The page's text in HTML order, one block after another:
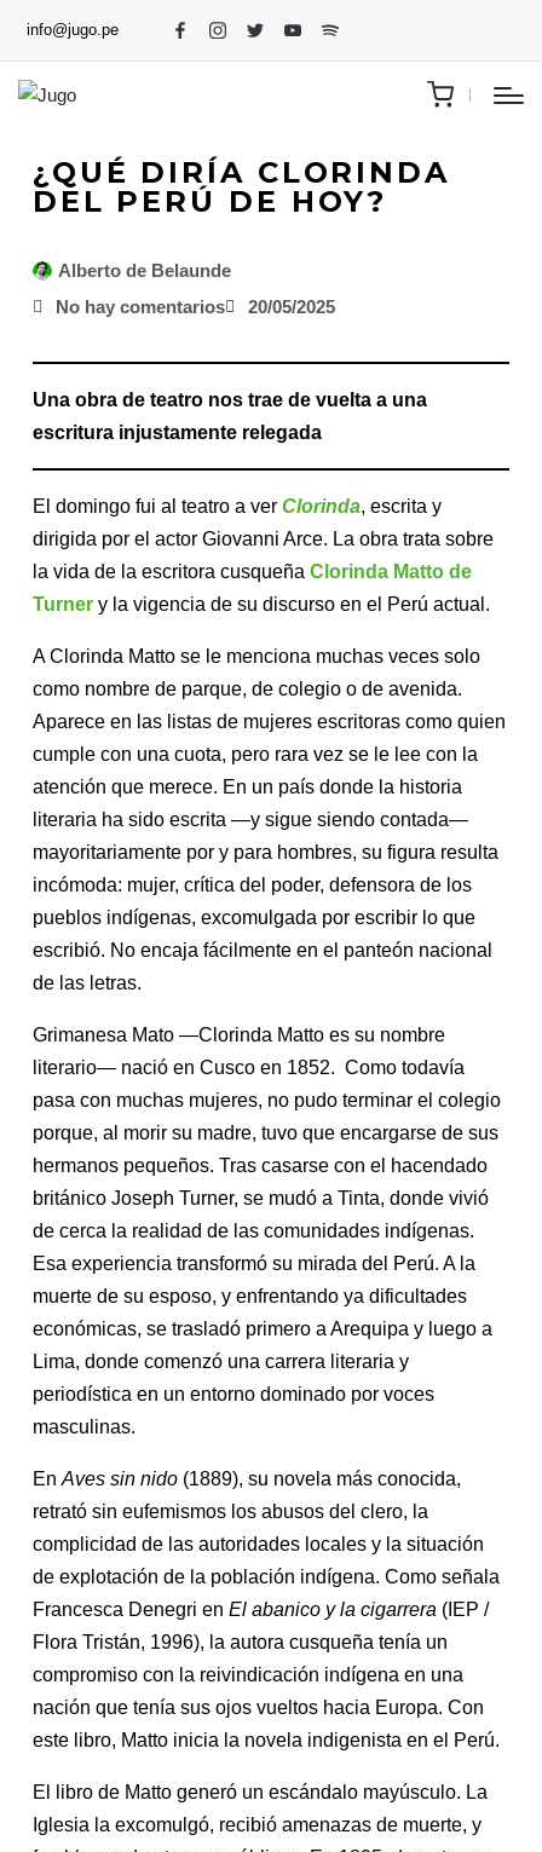
info@jugo.pe
¿QUÉ DIRÍA CLORINDA
DEL PERÚ DE HOY?
Alberto de Belaunde
No hay comentarios
20/05/2025
Una obra de teatro nos trae de vuelta a una
escritura injustamente relegada
El domingo fui al teatro a ver Clorinda, escrita y
dirigida por el actor Giovanni Arce. La obra trata sobre
la vida de la escritora cusqueña Clorinda Matto de
Turnery la vigencia de su discurso en el Perú actual.
A Clorinda Matto se le menciona muchas veces solo
como nombre de parque, de colegio o de avenida.
Aparece en las listas de mujeres escritoras como quien
cumple con una cuota, pero rara vez se le lee con la
atención que merece. En un país donde la historia
literaria ha sido escrita —y sigue siendo contada—
mayoritariamente por y para hombres, su figura resulta
incómoda: mujer, crítica del poder, defensora de los
pueblos indígenas, excomulgada por escribir lo que
escribió. No encaja fácilmente en el panteón nacional
de las letras.
Grimanesa Mato —Clorinda Matto es su nombre
literario— nació en Cusco en 1852. Como todavía
pasa con muchas mujeres, no pudo terminar el colegio
porque, al morir su madre, tuvo que encargarse de sus
hermanos pequeños. Tras casarse con el hacendado
británico Joseph Turner, se mudó a Tinta, donde vivió
de cerca la realidad de las comunidades indígenas.
Esa experiencia transformó su mirada del Perú. A la
muerte de su esposo, y enfrentando ya dificultades
económicas, se trasladó primero a Arequipa y luego a
Lima, donde comenzó una carrera literaria y
periodística en un entorno dominado por voces
masculinas.
En Aves sin nido(1889), su novela más conocida,
retrató sin eufemismos los abusos del clero, la
complicidad de las autoridades locales y la situación
de explotación de la población indígena. Como señala
Francesca Denegri en El abanico y la cigarrera (IEP /
Flora Tristán, 1996), la autora cusqueña tenía un
compromiso con la reivindicación indígena en una
nación que tenía sus ojos vueltos hacia Europa. Con
este libro, Matto inicia la novela indigenista en el Perú.
El libro de Matto generó un escándalo mayúsculo. La
Iglesia la excomulgó, recibió amenazas de muerte, y